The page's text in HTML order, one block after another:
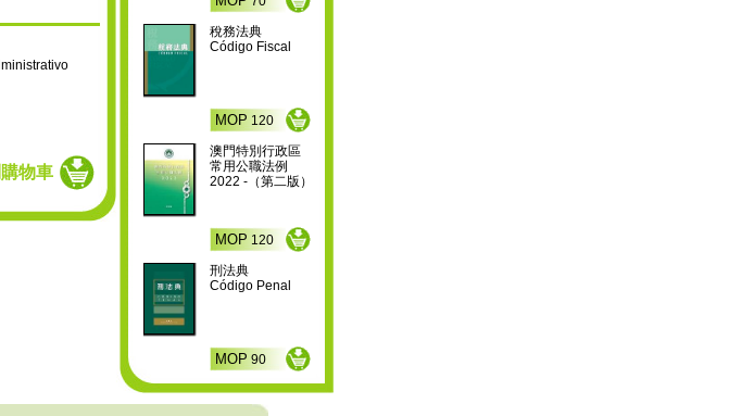
物車
稅務法典
Código Fiscal
MOP 120
澳門特別行政區
常用公職法例
MOP 120
刑法典
Código Penal
MOP 90